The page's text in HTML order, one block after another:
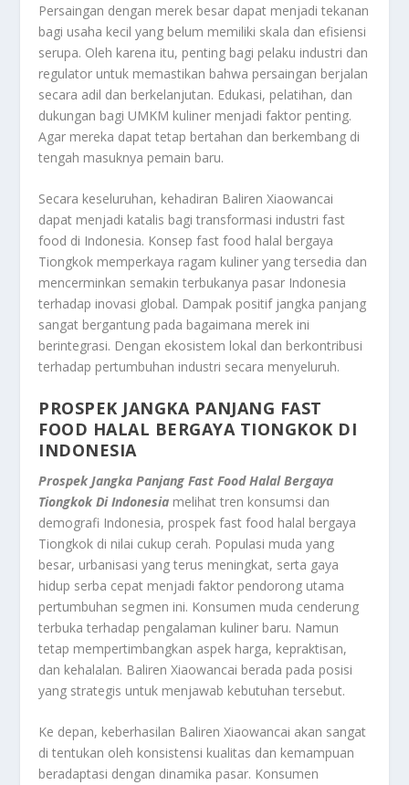
Persaingan dengan merek besar dapat menjadi tekanan
bagi usaha kecil yang belum memiliki skala dan efisiensi
serupa. Oleh karena itu, penting bagi pelaku industri dan
regulator untuk memastikan bahwa persaingan berjalan
secara adil dan berkelanjutan. Edukasi, pelatihan, dan
dukungan bagi UMKM kuliner menjadi faktor penting.
Agar mereka dapat tetap bertahan dan berkembang di
tengah masuknya pemain baru.
Secara keseluruhan, kehadiran Baliren Xiaowancai
dapat menjadi katalis bagi transformasi industri fast
food di Indonesia. Konsep fast food halal bergaya
Tiongkok memperkaya ragam kuliner yang tersedia dan
mencerminkan semakin terbukanya pasar Indonesia
terhadap inovasi global. Dampak positif jangka panjang
sangat bergantung pada bagaimana merek ini
berintegrasi. Dengan ekosistem lokal dan berkontribusi
terhadap pertumbuhan industri secara menyeluruh.
PROSPEK JANGKA PANJANG FAST
FOOD HALAL BERGAYA TIONGKOK DI
INDONESIA
Prospek Jangka Panjang Fast Food Halal Bergaya
Tiongkok Di Indonesia melihat tren konsumsi dan
demografi Indonesia, prospek fast food halal bergaya
Tiongkok di nilai cukup cerah. Populasi muda yang
besar, urbanisasi yang terus meningkat, serta gaya
hidup serba cepat menjadi faktor pendorong utama
pertumbuhan segmen ini. Konsumen muda cenderung
terbuka terhadap pengalaman kuliner baru. Namun
tetap mempertimbangkan aspek harga, kepraktisan,
dan kehalalan. Baliren Xiaowancai berada pada posisi
yang strategis untuk menjawab kebutuhan tersebut.
Ke depan, keberhasilan Baliren Xiaowancai akan sangat
di tentukan oleh konsistensi kualitas dan kemampuan
beradaptasi dengan dinamika pasar. Konsumen